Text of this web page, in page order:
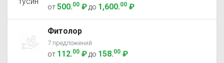
от500.00 ₽ до 1,600.00 ₽
Фитолор
7 предложений
от 112.00 ₽ до 158.00 ₽